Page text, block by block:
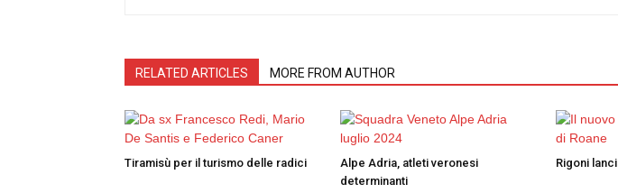
RELATED ARTICLES MORE FROM AUTHOR
Tiramisù per il turismo delle radici
Alpe Adria, atleti veronesi
determinanti
Rigoni